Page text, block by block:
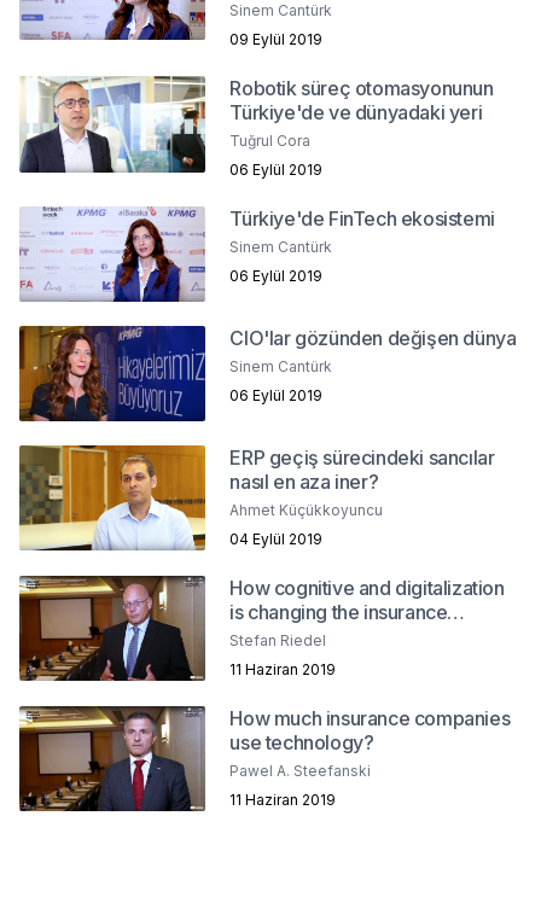
Sinem Cantürk
09 Eylül 2019
Robotik süreç otomasyonunun
Türkiye'de ve dünyadaki yeri
Tuğrul Cora
06 Eylül 2019
Türkiye'de FinTech ekosistemi
Sinem Cantürk
06 Eylül 2019
CIO'lar gözünden değişen dünya
Sinem Cantürk
06 Eylül 2019
ERP geçiş sürecindeki sancılar
nasıl en aza iner?
Ahmet Küçükkoyuncu
04 Eylül 2019
How cognitive and digitalization
is changing the insurance
industry?
Stefan Riedel
11 Haziran 2019
How much insurance companies
use technology?
Pawel A. Steefanski
11 Haziran 2019